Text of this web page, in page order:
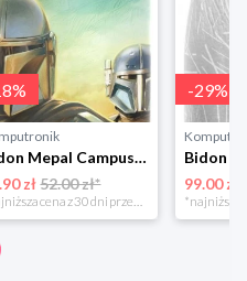
%
Bidon Mepal Campus Pop-Up Star Wars 400ml107410065404 beżowy
zł 52.00 zł*
*najniższa cena z 30 dni przed obniżką
-29%
99.00 zł